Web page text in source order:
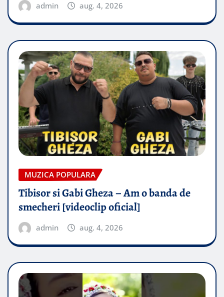
admin aug. 4, 2026
MUZICA POPULARA
Tibisor si Gabi Gheza – Am o banda de
smecheri [videoclip oficial]
admin aug. 4, 2026